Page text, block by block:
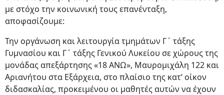
με στόχο την κοινωνική τους επανένταξη,
αποφασίζουμε:
Την οργάνωση και λειτουργία τμημάτων Γ΄ τάξης
Γυμνασίου και Γ΄ τάξης Γενικού Λυκείου σε χώρους της
μονάδας απεξάρτησης «18 ΑΝΩ», Μαυρομιχάλη 122 και
Αριανήτου στα Εξάρχεια, στο πλαίσιο της κατ’ οίκον
διδασκαλίας, προκειμένου οι μαθητές αυτών να έχουν